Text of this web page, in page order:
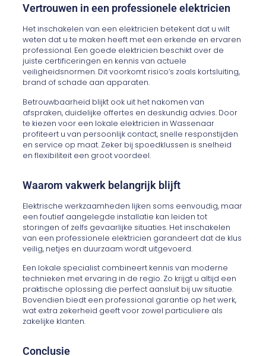
Vertrouwen in een professionele elektricien
Het inschakelen van een elektricien betekent dat u wilt
weten dat u te maken heeft met een erkende en ervaren
professional. Een goede elektricien beschikt over de
juiste certificeringen en kennis van actuele
veiligheidsnormen. Dit voorkomt risico’s zoals kortsluiting,
brand of schade aan apparaten.
Betrouwbaarheid blijkt ook uit het nakomen van
afspraken, duidelijke offertes en deskundig advies. Door
te kiezen voor een lokale elektricien in Wassenaar
profiteert u van persoonlijk contact, snelle responstijden
en service op maat. Zeker bij spoedklussen is snelheid
en flexibiliteit een groot voordeel.
Waarom vakwerk belangrijk blijft
Elektrische werkzaamheden lijken soms eenvoudig, maar
een foutief aangelegde installatie kan leiden tot
storingen of zelfs gevaarlijke situaties. Het inschakelen
van een professionele elektricien garandeert dat de klus
veilig, netjes en duurzaam wordt uitgevoerd.
Een lokale specialist combineert kennis van moderne
technieken met ervaring in de regio. Zo krijgt u altijd een
praktische oplossing die perfect aansluit bij uw situatie.
Bovendien biedt een professional garantie op het werk,
wat extra zekerheid geeft voor zowel particuliere als
zakelijke klanten.
Conclusie